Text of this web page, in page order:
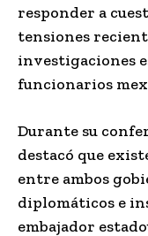
responder a
tensiones
investigaciones
funcionarios
Durante su
destacó que
entre ambos
diplomáticos e
embajador